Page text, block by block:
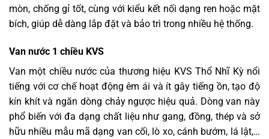
mòn, chống gỉ tốt, cùng với kiểu kết nối dạng ren hoặc mặt
bích, giúp dễ dàng lắp đặt và bảo trì trong nhiều hệ thống.
Van nước 1 chiều KVS
Van một chiều nước của thương hiệu KVS Thổ Nhĩ Kỳ nổi
tiếng với cơ chế hoạt động êm ái và ít gây tiếng ồn, tạo độ
kín khít và ngăn dòng chảy ngược hiệu quả. Dòng van này
phổ biến với đa dạng chất liệu như gang, đồng, thép và sở
hữu nhiều mẫu mã dạng van cối, lò xo, cánh bướm, lá lật,…